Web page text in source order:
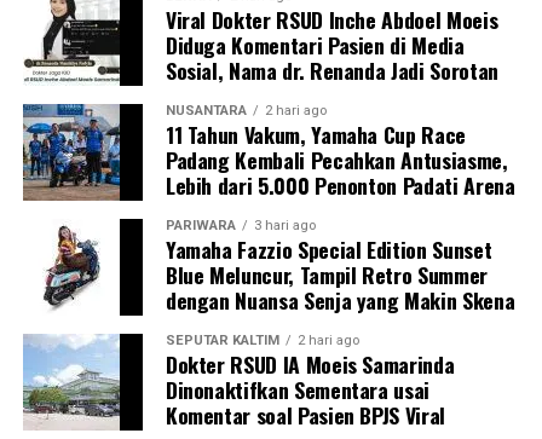
Viral Dokter RSUD Inche Abdoel Moeis
Diduga Komentari Pasien di Media
Sosial, Nama dr. Renanda Jadi Sorotan
NUSANTARA 2 hari ago
11 Tahun Vakum, Yamaha Cup Race
Padang Kembali Pecahkan Antusiasme,
Lebih dari 5.000 Penonton Padati Arena
PARIWARA 3 hari ago
Yamaha Fazzio Special Edition Sunset
Blue Meluncur, Tampil Retro Summer
dengan Nuansa Senja yang Makin Skena
SEPUTAR KALTIM 2 hari ago
Dokter RSUD IA Moeis Samarinda
Dinonaktifkan Sementara usai
Komentar soal Pasien BPJS Viral